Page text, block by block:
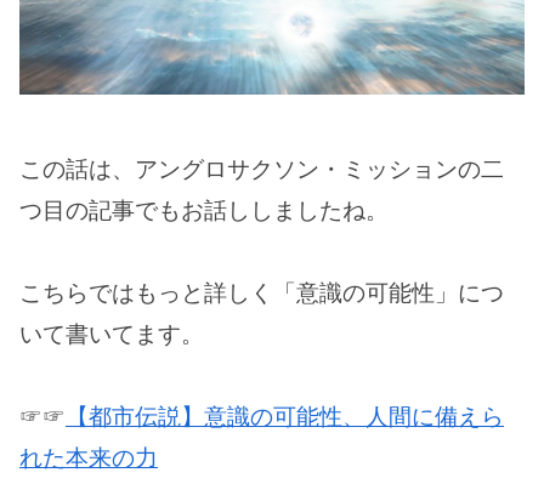
この話は、アングロサクソン・ミッションの二
つ目の記事でもお話ししましたね。
こちらではもっと詳しく「意識の可能性」につ
いて書いてます。
☞☞ 【都市伝説】意識の可能性、人間に備えら
れた本来の力